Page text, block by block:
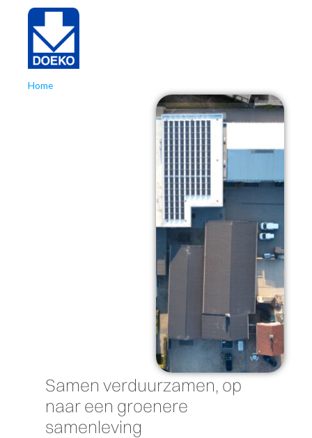
Home
Samen verduurzamen, op
naar een groenere
samenleving